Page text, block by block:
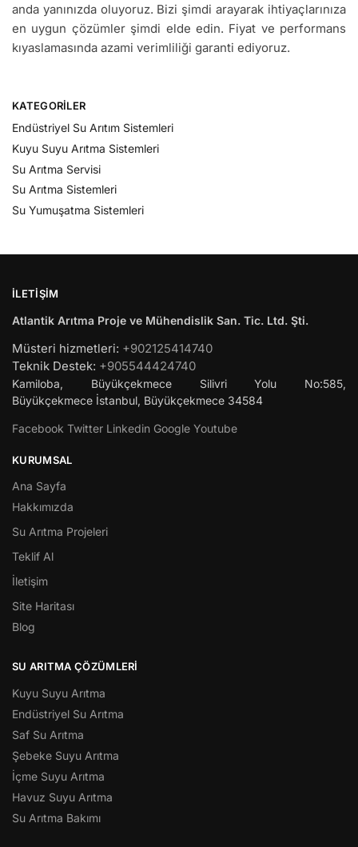
anda yanınızda oluyoruz. Bizi şimdi arayarak ihtiyaçlarınıza
en uygun çözümler şimdi elde edin. Fiyat ve performans
kıyaslamasında azami verimliliği garanti ediyoruz.
KATEGORILER
Endüstriyel Su Arıtım Sistemleri
Kuyu Suyu Arıtma Sistemleri
Su Arıtma Servisi
Su Arıtma Sistemleri
Su Yumuşatma Sistemleri
İLETIŞIM
Atlantik Arıtma Proje ve Mühendislik San. Tic. Ltd. Şti.
Müsteri hizmetleri: +902125414740
Teknik Destek: +905544424740
Kamiloba, Büyükçekmece Silivri Yolu No:585,
Büyükçekmece İstanbul, Büyükçekmece 34584
Facebook Twitter Linkedin Google Youtube
KURUMSAL
Ana Sayfa
Hakkımızda
Su Arıtma Projeleri
Teklif Al
İletişim
Site Haritası
Blog
SU ARITMA ÇÖZÜMLERI
Kuyu Suyu Arıtma
Endüstriyel Su Arıtma
Saf Su Arıtma
Şebeke Suyu Arıtma
İçme Suyu Arıtma
Havuz Suyu Arıtma
Su Arıtma Bakımı